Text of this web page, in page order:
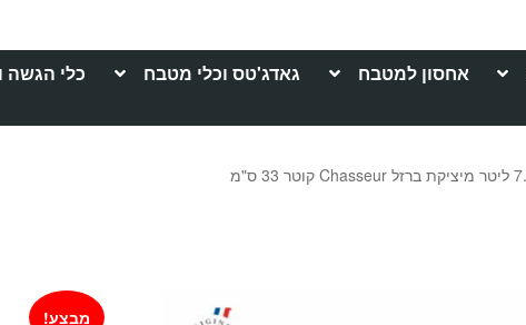
אחסון למטבח גאדג'טס וכלי מטבח כלי הגשה
מבצע!